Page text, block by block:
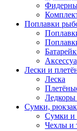
Поплавки
Лески и
Леска
Сумки,
Сумки и
Чехлы и